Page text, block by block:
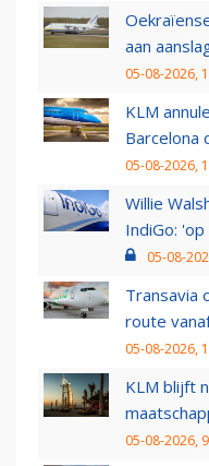
aan
05-08-2026,
KLM
Barcelona
05-08-2026,
Willie
IndiGo:
05-08-
Transavia
route
05-08-2026,
KLM blijft
05-08-2026,